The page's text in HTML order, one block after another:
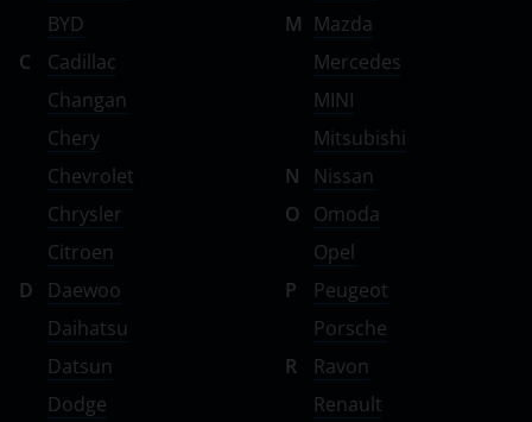
BYD
C
Cadillac
Changan
Chery
Chevrolet
Chrysler
Citroen
D
Daewoo
Daihatsu
Datsun
Dodge
M Mazda
Mercedes
MINI
Mitsubishi
N
Nissan
O
Omoda
Opel
P
Peugeot
Porsche
R
Ravon
Renault